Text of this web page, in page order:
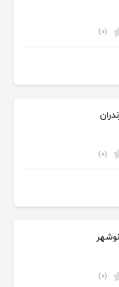
(۰)
(۰)
(۰)